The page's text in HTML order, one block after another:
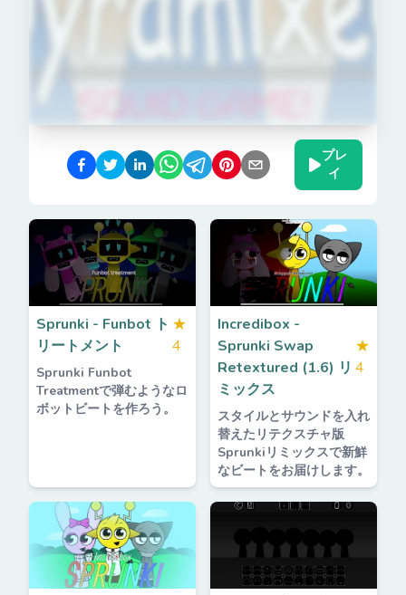
プレ
イ
Sprunki - Funbot ト
リートメント
★
4
Sprunki Funbot
Treatmentで弾むようなロ
ボットビートを作ろう。
Incredibox -
Sprunki Swap
Retextured (1.6) リ
ミックス
★
4
スタイルとサウンドを入れ
替えたリテクスチャ版
Sprunkiリミックスで新鮮
なビートをお届けします。